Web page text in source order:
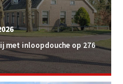
met inloopdouche op 276